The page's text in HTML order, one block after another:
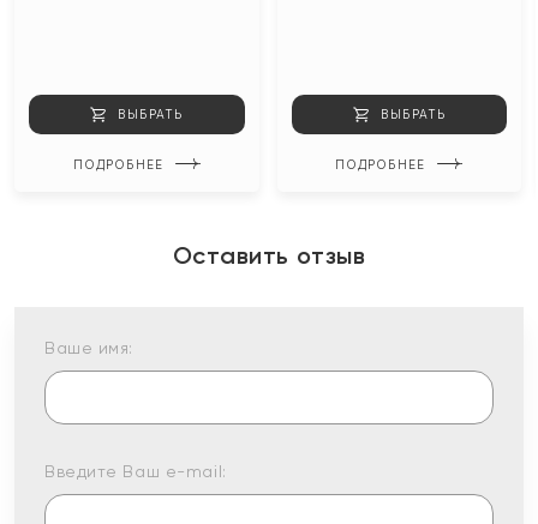
ВЫБРАТЬ
ПОДРОБНЕЕ
ВЫБРАТЬ
ПОДРОБНЕЕ
Оставить отзыв
Ваше имя:
Введите Ваш e-mail: